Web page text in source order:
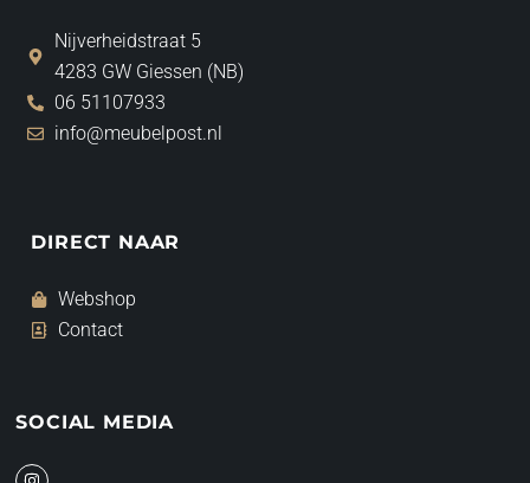
Nijverheidstraat 5
4283 GW Giessen (NB)
06 51107933
info@meubelpost.nl
DIRECT NAAR
Webshop
Contact
SOCIAL MEDIA
I